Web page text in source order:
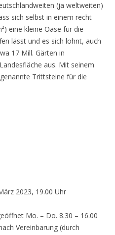
(ja weltweiten)
sich selbst in einem recht
eine kleine Oase für die
lässt und es sich lohnt, auch
17 Mill. Gärten in
aus. Mit seinem
Trittsteine für die
2023, 19.00 Uhr
Mo. – Do. 8.30 – 16.00
Vereinbarung (durch